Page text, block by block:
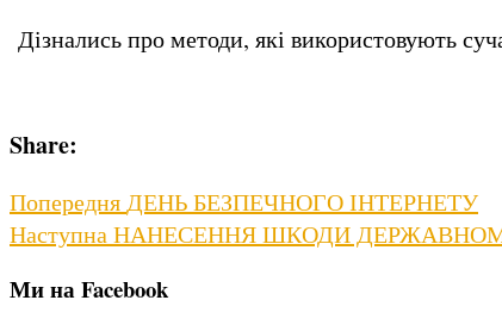
Дізнались про методи, які використовують
Share:
Навігація
записів
Попередня Previous
post:
ДЕНЬ БЕЗПЕЧНОГО ІНТЕРНЕТУ
НаступнаNext
НАНЕСЕННЯ ШКОДИ
Ми на Facebook